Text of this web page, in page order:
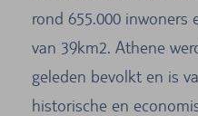
rond 655.000
van 39km2. Athene
geleden bevolkt en is
historische en